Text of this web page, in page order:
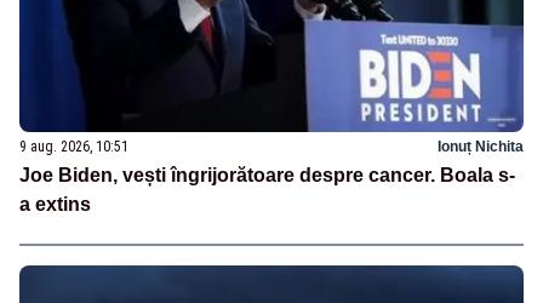
9 aug. 2026, 10:51 Ionuț Nichita
Joe Biden, vești îngrijorătoare despre cancer. Boala s-
a extins